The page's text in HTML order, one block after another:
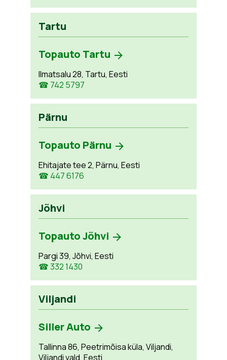
Tartu
Topauto Tartu
Ilmatsalu 28, Tartu, Eesti
☎ 742 5797
Pärnu
Topauto Pärnu
Ehitajate tee 2, Pärnu, Eesti
☎ 447 6176
Jõhvi
Topauto Jõhvi
Pargi 39, Jõhvi, Eesti
☎ 332 1430
Viljandi
Siller Auto
Tallinna 86, Peetrimõisa küla, Viljandi,
Viljandi vald, Eesti